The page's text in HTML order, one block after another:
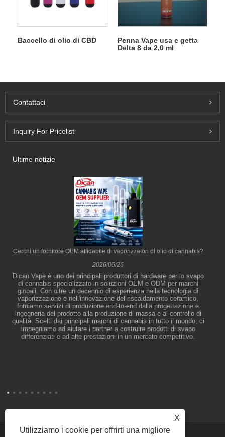
Baccello di olio di CBD
Penna Vape usa e getta
Delta 8 da 2,0 ml
Contattaci
Inquiry For Pricelist
Ultime notizie
Cerchi un fornitore OEM affidabile di vaporizzatori di olio di cannabis?
2026/06/26
Dican Vape è uno dei principali produttori di hardware per lo svapo
di cannabis specializzato in soluzioni OEM e ODM per marchi
globali. Con oltre un decennio di esperienza nella tecnologia di
vaporizzazione e nell'innovazione del riscaldamento ceramico,
forniamo servizi di produzione end-to-end dalla progettazione e
ingegneria del prodotto alla produzione di massa e al controllo di
qualità. Scelti dai principali marchi di cannabis in tutto il mondo, ci
impegniamo ad aiutare i partner a costruire prodotti di svapo
differenziati e ad alte prestazioni in un mercato competitivo.
X
Utilizziamo i cookie per offrirti una migliore